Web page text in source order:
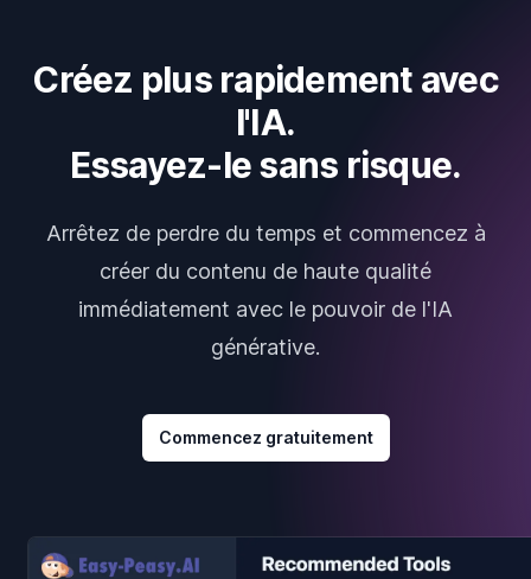
Créez plus rapidement avec
l'IA.
Essayez-le sans risque.
Arrêtez de perdre du temps et commencez à
créer du contenu de haute qualité
immédiatement avec le pouvoir de l'IA
générative.
Commencez gratuitement